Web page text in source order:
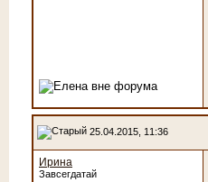
25.04.2015, 11:36
Ирина
Завсегдатай